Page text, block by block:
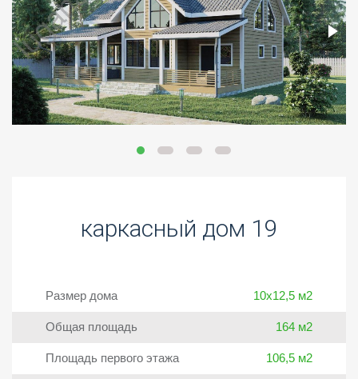
каркасный дом 19
Размер дома 10х12,5 м2
Общая площадь 164 м2
Площадь первого этажа 106,5 м2